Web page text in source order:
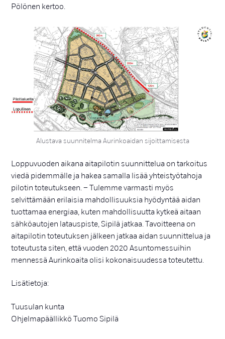
Pölönen kertoo.
Alustava suunnitelma Aurinkoaidan sijoittamisesta
Loppuvuoden aikana aitapilotin suunnittelua on tarkoitus
viedä pidemmälle ja hakea samalla lisää yhteistyötahoja
pilotin toteutukseen. – Tulemme varmasti myös
selvittämään erilaisia mahdollisuuksia hyödyntää aidan
tuottamaa energiaa, kuten mahdollisuutta kytkeä aitaan
sähköautojen latauspiste, Sipilä jatkaa. Tavoitteena on
aitapilotin toteutuksen jälkeen jatkaa aidan suunnittelua ja
toteutusta siten, että vuoden 2020 Asuntomessuihin
mennessä Aurinkoaita olisi kokonaisuudessa toteutettu.
Lisätietoja:
Tuusulan kunta
Ohjelmapäällikkö Tuomo Sipilä